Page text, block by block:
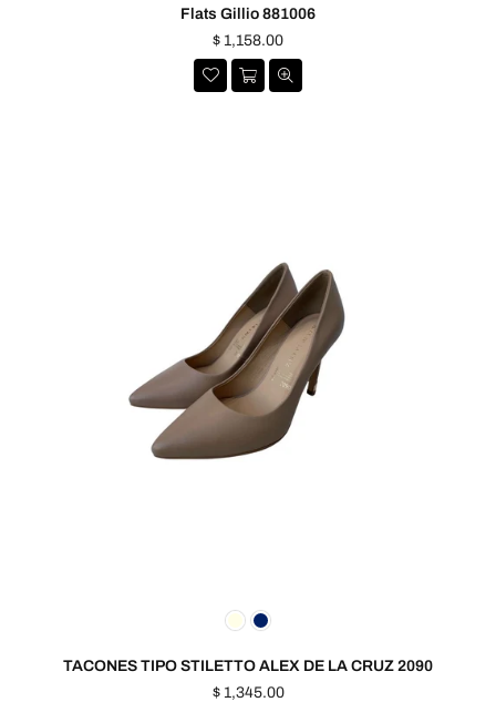
Flats Gillio 881006
Precio
habitual
$ 1,158.00
TACONES TIPO STILETTO ALEX DE LA CRUZ 2090
Precio
$ 1,345.00